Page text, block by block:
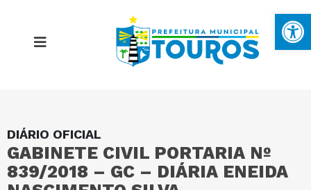
DIÁRIO OFICIAL
GABINETE CIVIL PORTARIA Nº
839/2018 – GC – DIÁRIA ENEIDA
MAPA DO SITE